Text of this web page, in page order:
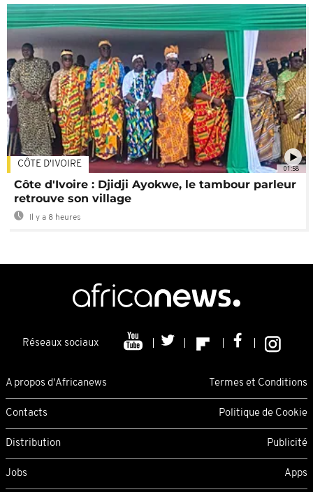
01:58
CÔTE D'IVOIRE
Côte d'Ivoire : Djidji Ayokwe, le tambour parleur
retrouve son village
Il y a 8 heures
Réseaux sociaux
A propos d'Africanews Termes et Conditions
Contacts Politique de Cookie
Distribution Publicité
Jobs Apps